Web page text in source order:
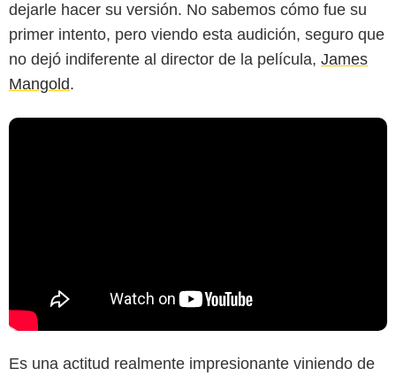
dejarle hacer su versión. No sabemos cómo fue su
primer intento, pero viendo esta audición, seguro que
no dejó indiferente al director de la película, James
Mangold.
Es una actitud realmente impresionante viniendo de